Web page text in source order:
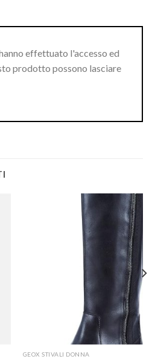
effettuato l'accesso ed
prodotto possono lasciare
GEOX STIVALI DONNA